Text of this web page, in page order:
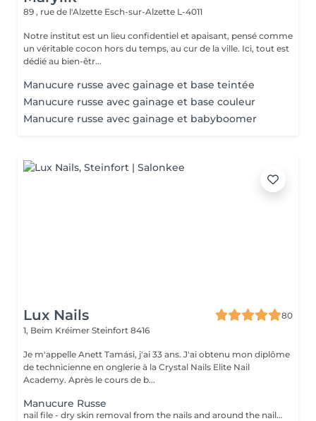
89 , rue de l'Alzette Esch-sur-Alzette L-4011
Notre institut est un lieu confidentiel et apaisant, pensé comme
un véritable cocon hors du temps, au cur de la ville. Ici, tout est
dédié au bien-êtr...
Manucure russe avec gainage et base teintée
Manucure russe avec gainage et base couleur
Manucure russe avec gainage et babyboomer
Lux Nails
80
1, Beim Kréimer Steinfort 8416
Je m'appelle Anett Tamási, j'ai 33 ans. J'ai obtenu mon diplôme
de technicienne en onglerie à la Crystal Nails Elite Nail
Academy. Après le cours de b...
Manucure Russe
nail file - dry skin removal from the nails and around the nail with special bits and scissor - nail and skin moisturising I make Russian manicure, which is the most sophisticated technique. I remove the dead, dry skin from the nails and around the nails with special manicure bits and scissors. The result is a perfect nail and skin surface. You will feel as if somebody exchanged your hands.